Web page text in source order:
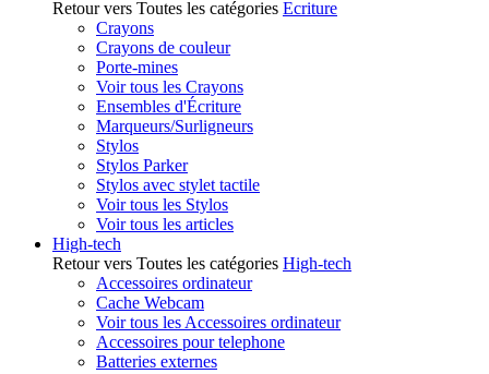
Retour vers Toutes les catégories Ecriture
Crayons
Crayons de couleur
Porte-mines
Voir tous les Crayons
Ensembles d'Écriture
Marqueurs/Surligneurs
Stylos
Stylos Parker
Stylos avec stylet tactile
Voir tous les Stylos
Voir tous les articles
High-tech
Retour vers Toutes les catégories High-tech
Accessoires ordinateur
Cache Webcam
Voir tous les Accessoires ordinateur
Accessoires pour telephone
Batteries externes